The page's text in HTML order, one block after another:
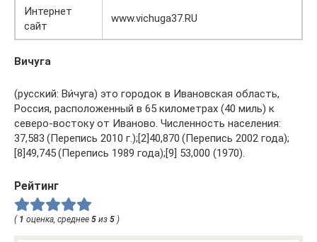
Интернет
сайт
www.vichuga37.RU
Вичуга
(русский: Ви́чуга) это городок в Ивановская область,
Россия, расположенный в 65 километрах (40 миль) к
северо-востоку от Иваново. Численность населения:
37,583 (Перепись 2010 г.);[2]40,870 (Перепись 2002 года);
[8]49,745 (Перепись 1989 года);[9] 53,000 (1970).
Рейтинг
( 1 оценка, среднее 5 из 5 )